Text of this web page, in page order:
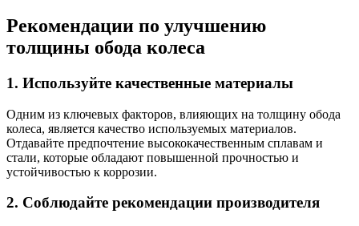
Рекомендации по улучшению
толщины обода колеса
1. Используйте качественные материалы
Одним из ключевых факторов, влияющих на толщину обода
колеса, является качество используемых материалов.
Отдавайте предпочтение высококачественным сплавам и
стали, которые обладают повышенной прочностью и
устойчивостью к коррозии.
2. Соблюдайте рекомендации производителя